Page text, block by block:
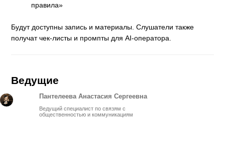
правила»
Будут доступны запись и материалы. Слушатели также
получат чек-листы и промпты для AI-оператора.
Ведущие
Пантелеева Анастасия Сергеевна
Ведущий специалист по связям с
общественностью и коммуникациям